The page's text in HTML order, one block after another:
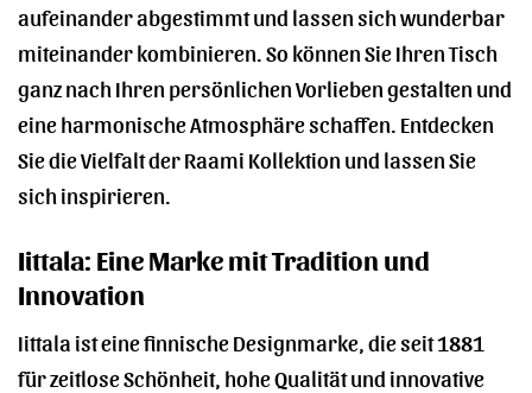
aufeinander abgestimmt und lassen sich wunderbar
miteinander kombinieren. So können Sie Ihren Tisch
ganz nach Ihren persönlichen Vorlieben gestalten und
eine harmonische Atmosphäre schaffen. Entdecken
Sie die Vielfalt der Raami Kollektion und lassen Sie
sich inspirieren.
Iittala: Eine Marke mit Tradition und
Innovation
Iittala ist eine finnische Designmarke, die seit 1881
für zeitlose Schönheit, hohe Qualität und innovative